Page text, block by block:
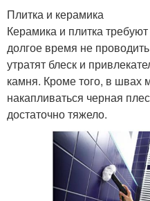
Плитка и керамика
Керамика и плитка
долгое время не
утратят блеск и
камня. Кроме того, в швах
накапливаться черная
достаточно тяжело.